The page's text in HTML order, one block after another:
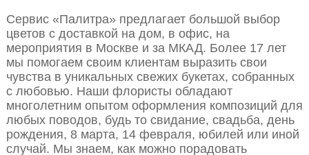
Сервис «Палитра» предлагает большой выбор
цветов с доставкой на дом, в офис, на
мероприятия в Москве и за МКАД. Более 17 лет
мы помогаем своим клиентам выразить свои
чувства в уникальных свежих букетах, собранных
с любовью. Наши флористы обладают
многолетним опытом оформления композиций для
любых поводов, будь то свидание, свадьба, день
рождения, 8 марта, 14 февраля, юбилей или иной
случай. Мы знаем, как можно порадовать